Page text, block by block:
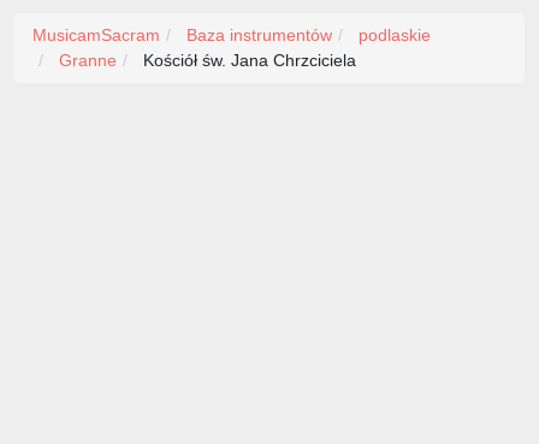
MusicamSacram Baza instrumentów
podlaskie
Granne
Kościół św. Jana Chrzciciela